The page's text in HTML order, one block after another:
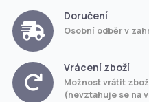
Doručení
Osobní odběr v
Vrácení zboží
Možnost vrátit
(nevztahuje se na